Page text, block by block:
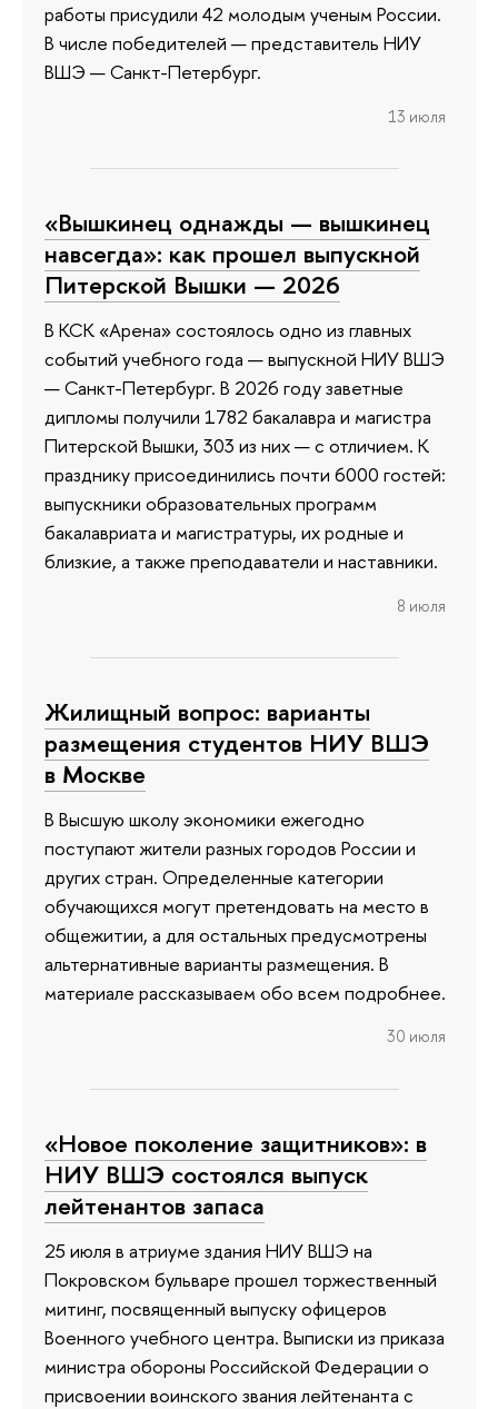
работы присудили 42 молодым ученым России.
В числе победителей — представитель НИУ
ВШЭ — Санкт-Петербург.
13 июля
«Вышкинец однажды — вышкинец
навсегда»: как прошел выпускной
Питерской Вышки — 2026
В КСК «Арена» состоялось одно из главных
событий учебного года — выпускной НИУ ВШЭ
— Санкт-Петербург. В 2026 году заветные
дипломы получили 1782 бакалавра и магистра
Питерской Вышки, 303 из них — с отличием. К
празднику присоединились почти 6000 гостей:
выпускники образовательных программ
бакалавриата и магистратуры, их родные и
близкие, а также преподаватели и наставники.
8 июля
Жилищный вопрос: варианты
размещения студентов НИУ ВШЭ
в Москве
В Высшую школу экономики ежегодно
поступают жители разных городов России и
других стран. Определенные категории
обучающихся могут претендовать на место в
общежитии, а для остальных предусмотрены
альтернативные варианты размещения. В
материале рассказываем обо всем подробнее.
30 июля
«Новое поколение защитников»: в
НИУ ВШЭ состоялся выпуск
лейтенантов запаса
25 июля в атриуме здания НИУ ВШЭ на
Покровском бульваре прошел торжественный
митинг, посвященный выпуску офицеров
Военного учебного центра. Выписки из приказа
министра обороны Российской Федерации о
присвоении воинского звания лейтенанта с